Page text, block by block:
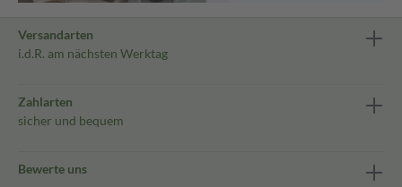
Versandarten
i.d.R. am nächsten Werktag
Zahlarten
sicher und bequem
Bewerte uns